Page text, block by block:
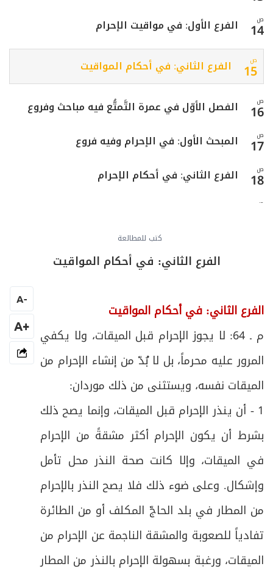
كتب للمطالعة
الفرع الثاني: في أحكام المواقيت
الفرع الثاني: في أحكام المواقيت
م ـ 64: لا يجوز الإحرام قبل الميقات، ولا يكفي
المرور عليه محرماً، بل لا بُدّ من إنشاء الإحرام من
الميقات نفسه، ويستثنى من ذلك موردان:
1 - أن ينذر الإحرام قبل الميقات، وإنما يصح ذلك
بشرط أن يكون الإحرام أكثر مشقةً من الإحرام
في الميقات، وإلا كانت صحة النذر محل تأمل
وإشكال. وعلى ضوء ذلك فلا يصح النذر بالإحرام
من المطار في بلد الحاجّ المكلف أو من الطائرة
تفادياً للصعوبة والمشقة الناجمة عن الإحرام من
الميقات، ورغبة بسهولة الإحرام بالنذر من المطار
-
A
+A
ص
14 الفرع الأول: في مواقيت الإحرام
ص
15 الفرع الثاني: في أحكام المواقيت
ص
16 الفصل الأوّل في عمرة التَّمتُّع فيه مباحث وفروع
ص
17 المبحث الأول: في الإحرام وفيه فروع
ص
18 الفرع الثاني: في أحكام الإحرام
ص
الفرع الرابع: في محرّمات الإحرام
ص
23 فرعٌ: في مستحبات دخول الحرم
ص
24 فرعٌ: في آداب مكَّة المعظَّمة
25 المبحث الثاني: في الطواف بالبيت وفيه فروع
ص
26 الفرع الأول في شروط الطواف وأحكامه
ص
27 الفرع الثاني: في واجبات الطواف
28 الفرع الثالث: في قطع الطواف:
ص
29 الفرع الرابع: في النقصان والزيادة في الطواف
30